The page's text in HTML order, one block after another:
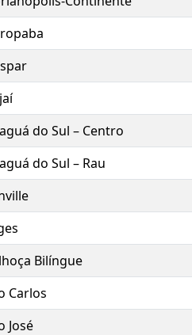
do Sul – Centro
do Sul – Rau
Bilíngue
Carlos
José